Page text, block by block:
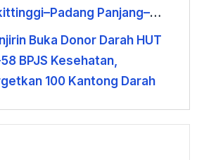
Panjang–
Dinilai Mendesak
Buka Donor Darah HUT
BPJS Kesehatan,
100 Kantong Darah